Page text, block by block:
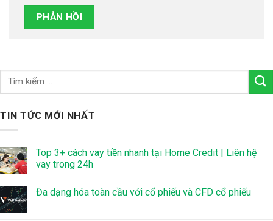
TIN TỨC MỚI NHẤT
Top 3+ cách vay tiền nhanh tại Home Credit | Liên hệ
vay trong 24h
Đa dạng hóa toàn cầu với cổ phiếu và CFD cổ phiếu